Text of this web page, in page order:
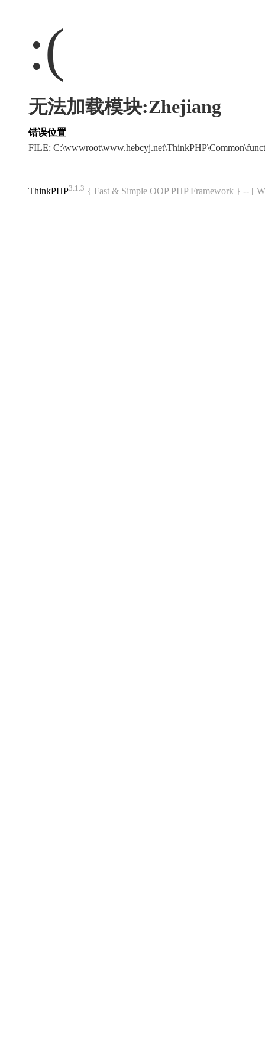
:(
无法加载模块:Zhejiang
错误位置
FILE:
ThinkPHP3.1.3 { Fast & Simple OOP PHP Framework } -- [